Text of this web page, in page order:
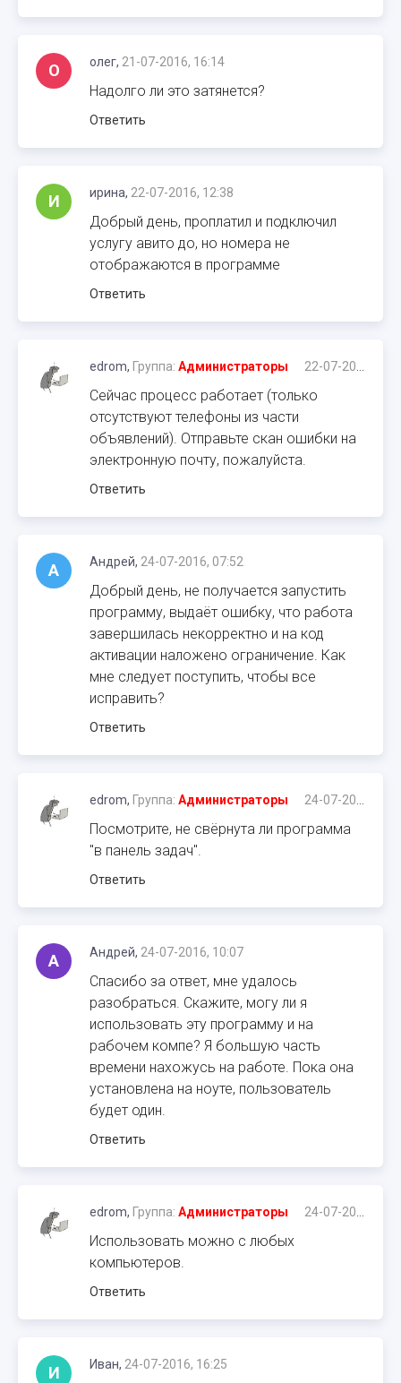
О олег, 21-07-2016, 16:14
Надолго ли это затянется?
Ответить
И ирина, 22-07-2016, 12:38
Добрый день, проплатил и подключил
услугу авито до, но номера не
отображаются в программе
Ответить
edrom, Группа: Администраторы 22-07-2016, 12:44
Сейчас процесс работает (только
отсутствуют телефоны из части
объявлений). Отправьте скан ошибки на
электронную почту, пожалуйста.
Ответить
А Андрей, 24-07-2016, 07:52
Добрый день, не получается запустить
программу, выдаёт ошибку, что работа
завершилась некорректно и на код
активации наложено ограничение. Как
мне следует поступить, чтобы все
исправить?
Ответить
edrom, Группа: Администраторы 24-07-2016, 07:53
Посмотрите, не свёрнута ли программа
"в панель задач".
Ответить
А Андрей, 24-07-2016, 10:07
Спасибо за ответ, мне удалось
разобраться. Скажите, могу ли я
использовать эту программу и на
рабочем компе? Я большую часть
времени нахожусь на работе. Пока она
установлена на ноуте, пользователь
будет один.
Ответить
edrom, Группа: Администраторы 24-07-2016, 10:08
Использовать можно с любых
компьютеров.
Ответить
И Иван, 24-07-2016, 16:25